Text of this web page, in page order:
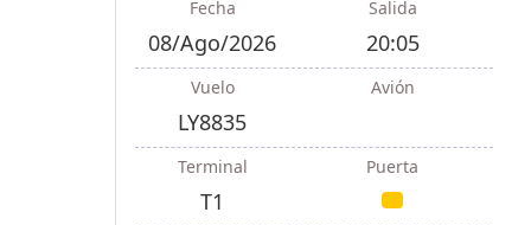
Fecha
08/Ago/2026
Salida
20:05
Vuelo
LY8835
Avión
Terminal
T1
Puerta